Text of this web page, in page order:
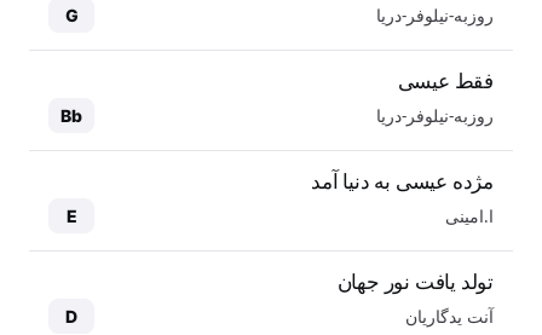
روزبه-نیلوفر-دریا G
فقط عیسی
روزبه-نیلوفر-دریا Bb
مژده عیسی به دنیا آمد
ا.امینی E
تولد یافت نور جهان
آنت یدگاریان D